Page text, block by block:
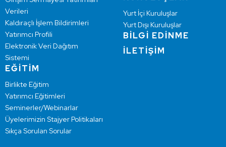
Verileri
Kaldıraçlı İşlem Bildirimleri
Yatırımcı Profili
Elektronik Veri Dağıtım
Sistemi
EĞİTİM
Birlikte Eğitim
Yatırımcı Eğitimleri
Seminerler/Webinarlar
Üyelerimizin Stajyer Politikaları
Sıkça Sorulan Sorular
Yurt İçi Kuruluşlar
Yurt Dışı Kuruluşlar
BİLGİ EDİNME
İLETİŞİM